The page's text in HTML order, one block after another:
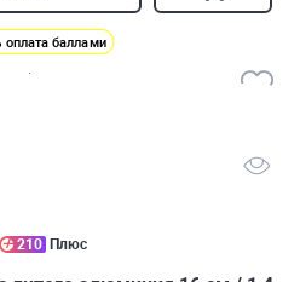
оплата баллами
210 Плюс